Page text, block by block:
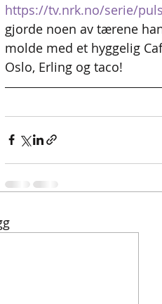
https://tv.nrk.no/serie/
gjorde noen av tærene
molde med et hyggelig
Oslo, Erling og taco!